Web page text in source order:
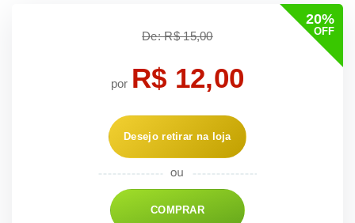
20%
OFF
De: R$ 15,00
por R$ 12,00
Desejo retirar na loja
COMPRAR